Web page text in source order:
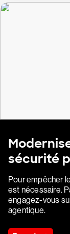
sécurité
Pour empêcher
est nécessaire.
engagez-vous
agentique.